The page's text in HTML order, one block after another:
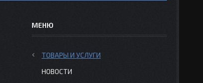
ТОВАРЫ И УСЛУГИ
НОВОСТИ